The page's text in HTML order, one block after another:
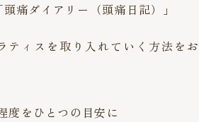
痛ダイアリー（頭痛日記）」
ティスを取り入れていく方法をお
度をひとつの目安に